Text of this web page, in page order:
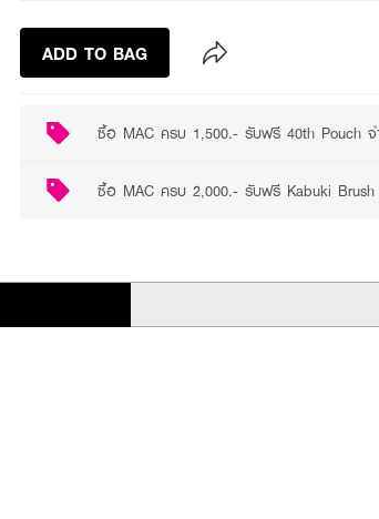
ADD TO BAG
ซื้อ MAC ครบ 1,500.- รับฟรี 40th Pouch
ซื้อ MAC ครบ 2,000.- รับฟรี Kabuki